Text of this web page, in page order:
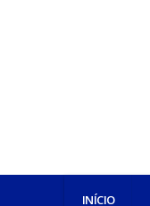
INÍCIO